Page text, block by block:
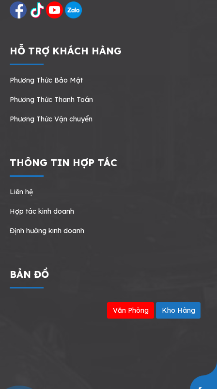
HỖ TRỢ KHÁCH HÀNG
Phương Thức Bảo Mật
Phương Thức Thanh Toán
Phương Thức Vận chuyển
THÔNG TIN HỢP TÁC
Liên hệ
Hợp tác kinh doanh
Định hướng kinh doanh
BẢN ĐỒ
Văn Phòng Kho Hàng